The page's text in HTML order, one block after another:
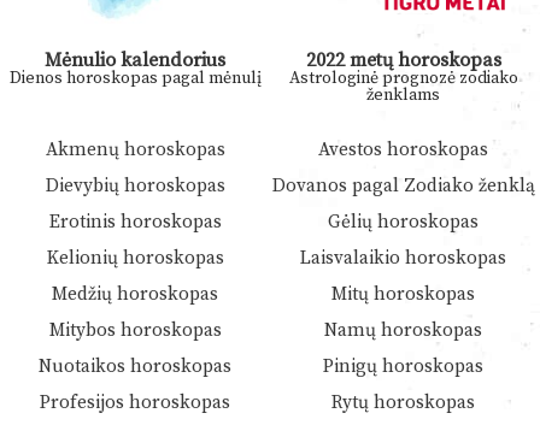
Mėnulio kalendorius
Dienos horoskopas pagal mėnulį
2022 metų horoskopas
Astrologinė prognozė zodiako
ženklams
Akmenų horoskopas
Avestos horoskopas
Dievybių horoskopas
Dovanos pagal Zodiako ženklą
Erotinis horoskopas
Gėlių horoskopas
Kelionių horoskopas
Laisvalaikio horoskopas
Medžių horoskopas
Mitų horoskopas
Mitybos horoskopas
Namų horoskopas
Nuotaikos horoskopas
Pinigų horoskopas
Profesijos horoskopas
Rytų horoskopas